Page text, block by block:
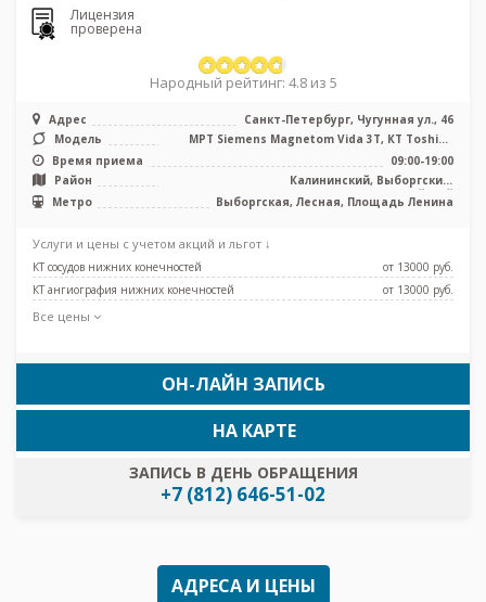
Лицензия
проверена
Народный рейтинг: 4.8 из 5
Адрес
Санкт-Петербург, Чугунная ул., 46
Модель
МРТ Siemens Magnetom Vida 3T, КТ Toshiba
Время приема
09:00-19:00
Район
Калининский, Выборгский,
Красногвардейский
Метро Выборгская, Лесная, Площадь Ленина
Услуги и цены с учетом акций и льгот ↓
КТ сосудов нижних конечностей
от 13000 pуб.
КТ ангиография нижних конечностей
от 13000 pуб.
Все цены
ОН-ЛАЙН ЗАПИСЬ
ЗАПИСЬ В ДЕНЬ ОБРАЩЕНИЯ
+7 (812) 646-51-02
НА КАРТЕ
АДРЕСА И ЦЕНЫ